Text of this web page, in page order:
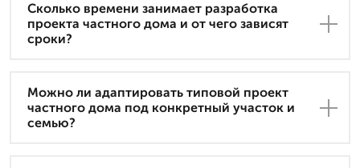
Сколько времени занимает разработка
проекта частного дома и от чего зависят
сроки?
Можно ли адаптировать типовой проект
частного дома под конкретный участок и
семью?